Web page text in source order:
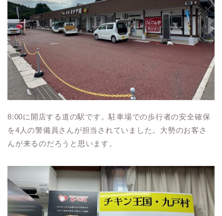
8:00に開店する道の駅です。駐車場での歩行者の安全確保
を4人の警備員さんが担当されていました。大勢のお客さ
んが来るのだろうと思います。